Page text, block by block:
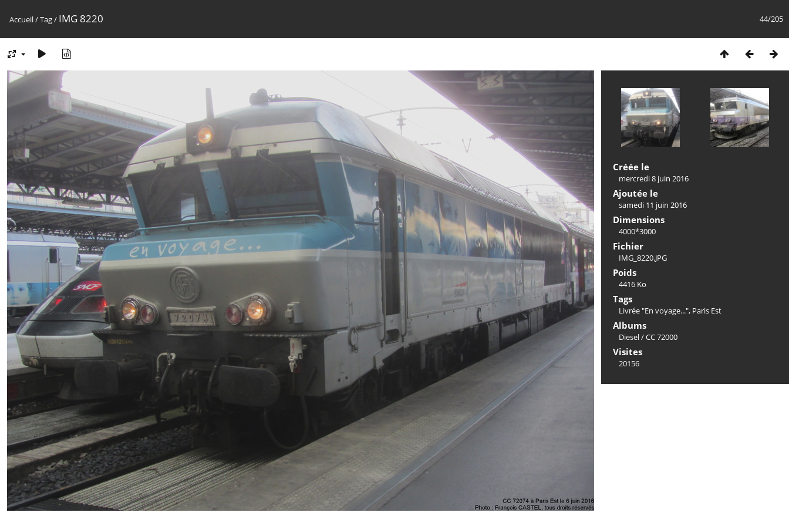
44/205
Accueil/Tag/ IMG 8220
Créée le
mercredi 8 juin 2016
Ajoutée le
samedi 11 juin 2016
Dimensions
4000*3000
Fichier
IMG_8220.JPG
Poids
4416 Ko
Tags
Livrée "En voyage...", Paris Est
Albums
Diesel/CC 72000
Visites
20156